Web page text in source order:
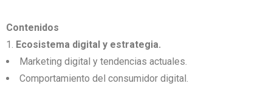
Contenidos
Ecosistema digital y estrategia.
Marketing digital y tendencias actuales.
Comportamiento del consumidor digital.